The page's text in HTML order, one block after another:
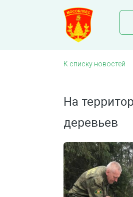
К списку новостей
На
деревьев